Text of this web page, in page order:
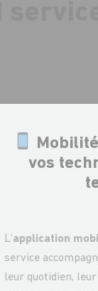
vos
L’application
service
leur quotidien,